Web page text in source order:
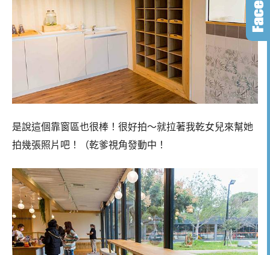
是說這個靠窗區也很棒！很好拍～就拉著我乾女兒來幫她
拍幾張照片吧！（乾爹視角發動中！